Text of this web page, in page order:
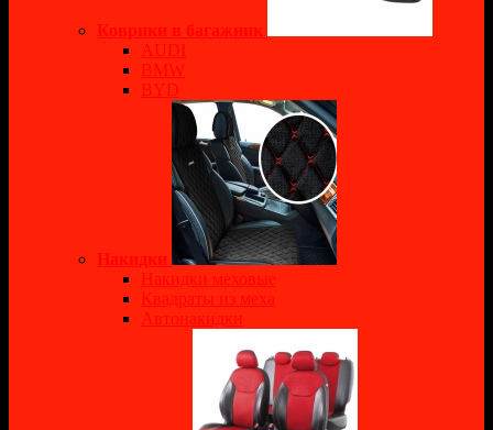
Коврики в багажник
AUDI
BMW
BYD
Накидки
Накидки меховые
Квадраты из меха
Автонакидки